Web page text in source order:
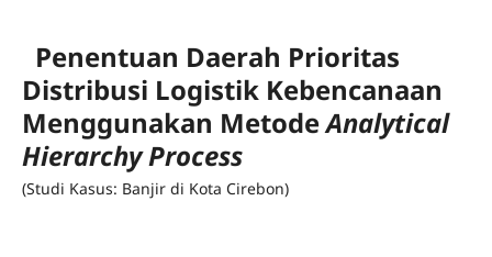
Penentuan Daerah Prioritas
Distribusi Logistik Kebencanaan
Menggunakan MetodeAnalytical
Hierarchy Process
(Studi Kasus: Banjir di Kota Cirebon)